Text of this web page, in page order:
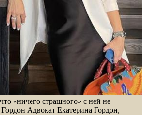
«ничего страшного» с ней не
Адвокат Екатерина Гордон,